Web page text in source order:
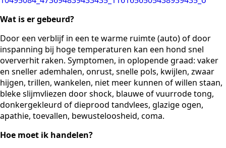
Wat is er gebeurd?
Door een verblijf in een te warme ruimte (auto) of door
inspanning bij hoge temperaturen kan een hond snel
oververhit raken. Symptomen, in oplopende graad: vaker
en sneller ademhalen, onrust, snelle pols, kwijlen, zwaar
hijgen, trillen, wankelen, niet meer kunnen of willen staan,
bleke slijmvliezen door shock, blauwe of vuurrode tong,
donkergekleurd of dieprood tandvlees, glazige ogen,
apathie, toevallen, bewusteloosheid, coma.
Hoe moet ik handelen?